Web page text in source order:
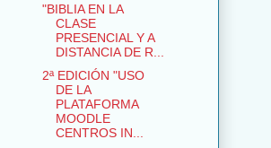
"BIBLIA EN LA
CLASE
PRESENCIAL Y A
DISTANCIA DE R...
2ª EDICIÓN "USO
DE LA
PLATAFORMA
MOODLE
CENTROS IN...